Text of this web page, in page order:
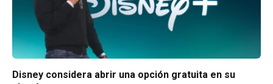
Disney considera abrir una opción gratuita en su